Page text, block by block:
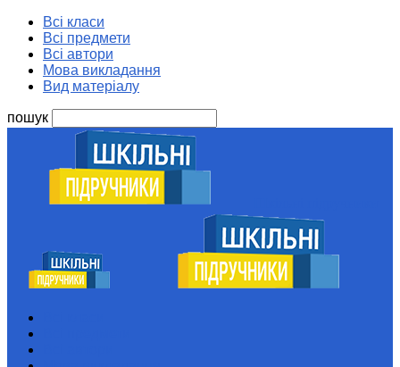
Всі класи
Всі предмети
Всі автори
Мова викладання
Вид матеріалу
пошук